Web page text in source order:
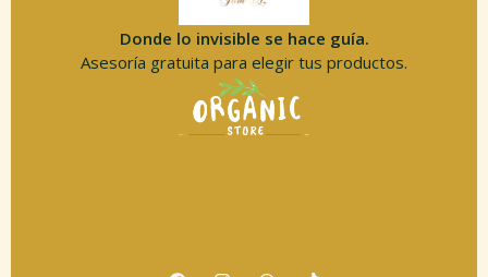
Donde lo invisible se hace guía.
Asesoría gratuita para elegir tus productos.